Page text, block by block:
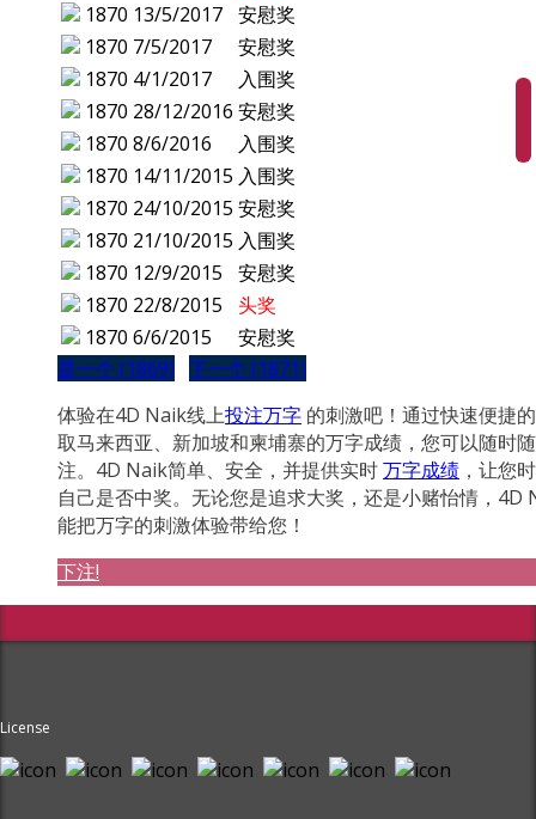
1870 13/5/2017 安慰奖
1870 7/5/2017
安慰奖
1870 4/1/2017
入围奖
1870 28/12/2016 安慰奖
1870 8/6/2016
入围奖
1870 14/11/2015 入围奖
1870 24/10/2015 安慰奖
1870 21/10/2015 入围奖
1870 12/9/2015
安慰奖
1870 22/8/2015
头奖
1870 6/6/2015
安慰奖
是一个 (1869) 下一个 (1871)
体验在4D Naik线上投注万字 的刺激吧！通过快速便捷
取马来西亚、新加坡和柬埔寨的万字成绩，您可以随时
注。4D Naik简单、安全，并提供实时万字成绩 ，让您
自己是否中奖。无论您是追求大奖，还是小赌怡情，4D
能把万字的刺激体验带给您！
下注!
License